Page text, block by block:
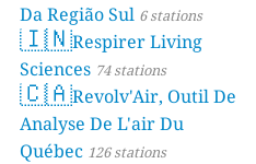
Da Região Sul 6 stations
🇮🇳Respirer Living
Sciences 74 stations
🇨🇦Revolv'Air, Outil De
Analyse De L'air Du
Québec 126 stations